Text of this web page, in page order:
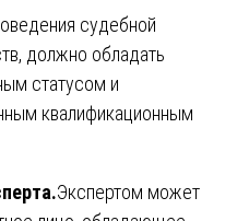
судебной
должно обладать
статусом и
квалификационным
Экспертом может